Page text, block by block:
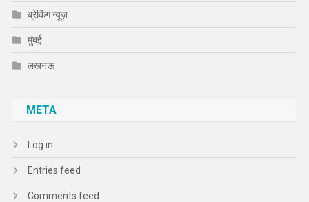
ब्रेकिंग न्यूज़
मुंबई
लखनऊ
META
Log in
Entries feed
Comments feed